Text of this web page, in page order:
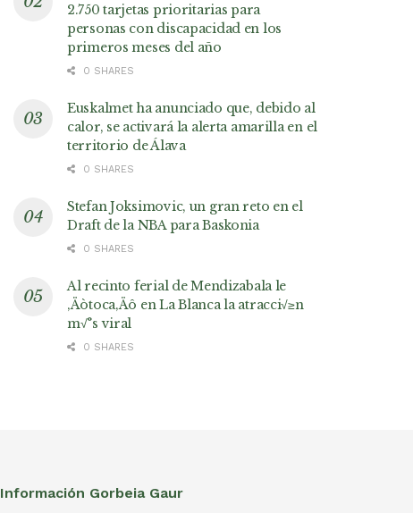
2.750 tarjetas prioritarias para
personas con discapacidad en los
primeros meses del año
0 SHARES
Euskalmet ha anunciado que, debido al
calor, se activará la alerta amarilla en el
territorio de Álava
0 SHARES
Stefan Joksimovic, un gran reto en el
Draft de la NBA para Baskonia
0 SHARES
Al recinto ferial de Mendizabala le
‚Äòtoca‚Äô en La Blanca la atracci√≥n
m√°s viral
0 SHARES
Información Gorbeia Gaur